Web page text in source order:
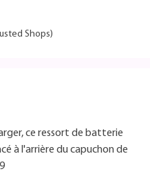
Shops)
ce ressort de batterie
à l'arrière du capuchon de